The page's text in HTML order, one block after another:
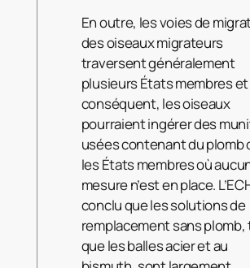
En outre, les voies de
des oiseaux migrateurs
traversent généralement
plusieurs États membres
conséquent, les oiseaux
pourraient ingérer des
usées contenant du plomb
les États membres où
mesure n’est en place.
conclu que les solutions de
remplacement sans
que les balles acier et au